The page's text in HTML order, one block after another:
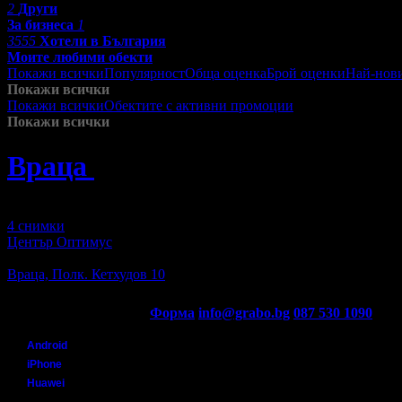
2 Други
За бизнеса 1
3555 Хотели в България
Моите любими обекти
Покажи всичкиПопулярностОбща оценкаБрой оценкиНай-
Покажи всички
Покажи всичкиОбектите с активни промоции
Покажи всички
Враца
4 снимки
Център Оптимус
Враца, Полк. Кетхудов 10
Форма info@grabo.bg 087 530 1090
Android
iPhone
Huawei